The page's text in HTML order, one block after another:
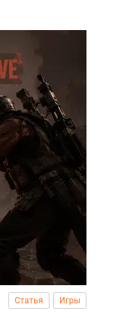
Статья Игры